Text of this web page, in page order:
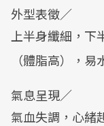
外型表徵／
上半身纖細，
（體脂高），易
氣息呈現／
氣血失調，心緒